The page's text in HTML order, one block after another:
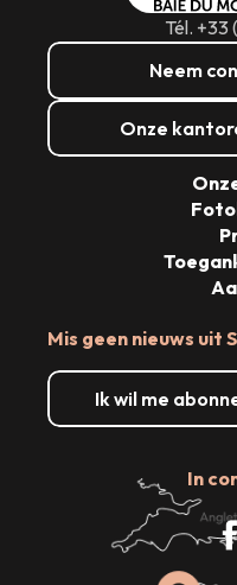
Tél. +33
Neem
Onze
Mis geen nieuws uit
Ik wil me
In